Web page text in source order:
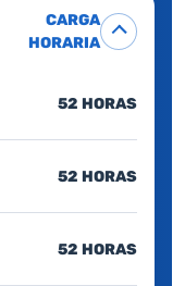
CARGA
HORARIA
52 HORAS
52 HORAS
52 HORAS